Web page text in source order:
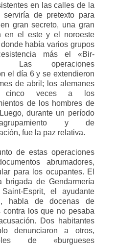
en las calles de la
serviría de pretexto para
gran secreto, una gran
en el este y el noroeste
había varios grupos
más el «Bir-
Las operaciones
el día 6 y se extendieron
de abril; los alemanes
cinco veces a los
de los hombres de
durante un período
y de
fue la paz relativa.
de estas operaciones
abrumadores,
para los ocupantes. El
brigada de Gendarmería
Esprit, el ayudante
habla de docenas de
contra los que no pesaba
Dos habitantes
denunciaron a otros,
de «burgueses